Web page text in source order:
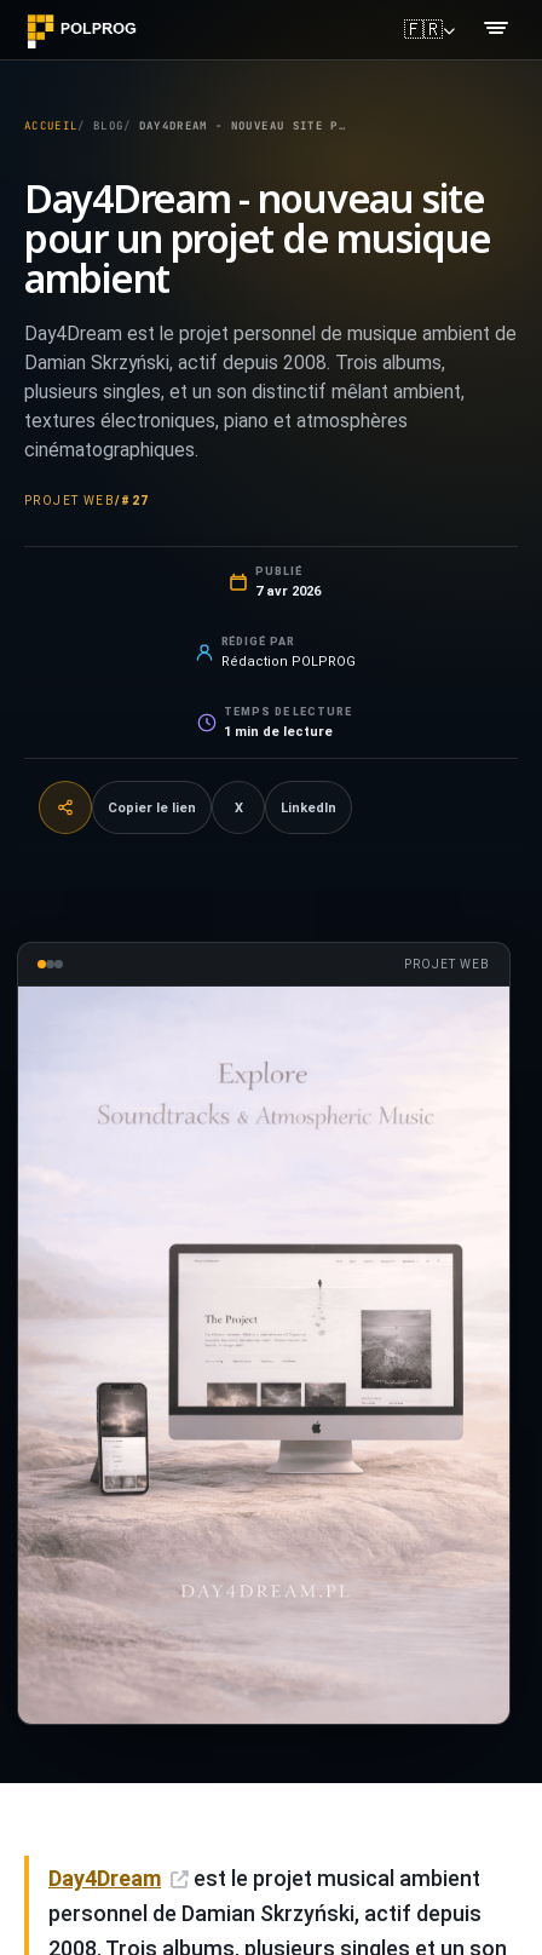
🇫🇷
ACCUEIL BLOG DAY4DREAM - NOUVEAU SITE POUR UN PROJET DE MUSIQUE AMBIENT
Day4Dream - nouveau site
pour un projet de musique
ambient
Day4Dream est le projet personnel de musique ambient de
Damian Skrzyński, actif depuis 2008. Trois albums,
plusieurs singles, et un son distinctif mêlant ambient,
textures électroniques, piano et atmosphères
cinématographiques.
PROJET WEB/#27
PUBLIÉ
7 avr 2026
RÉDIGÉ PAR
Rédaction POLPROG
TEMPS DE LECTURE
1 min de lecture
Copier le lien X LinkedIn
PROJET WEB
Day4Dream
est le projet musical ambient
personnel de Damian Skrzyński, actif depuis
2008. Trois albums, plusieurs singles et un son